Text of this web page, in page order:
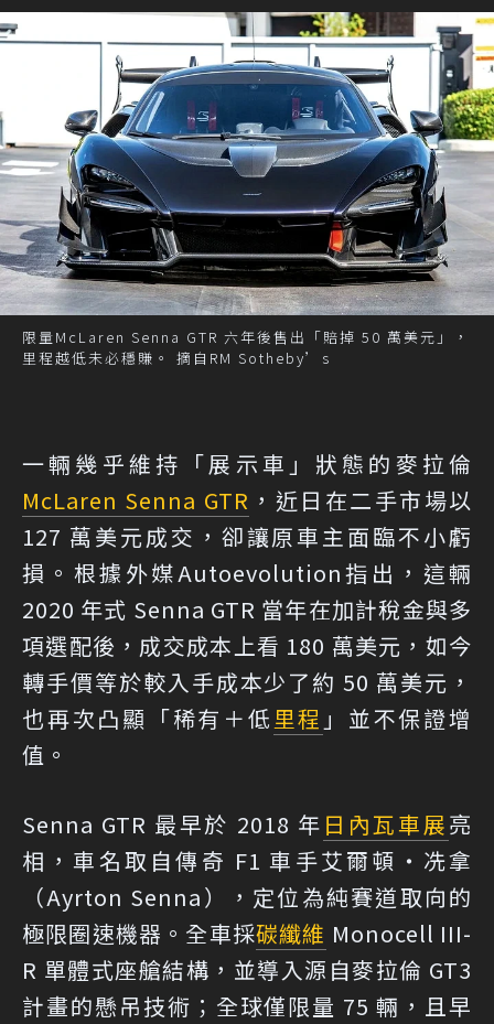
限量McLaren Senna GTR 六年後售出「賠掉 50 萬美元」，
里程越低未必穩賺。 摘自RM Sotheby’s
一輛幾乎維持「展示車」狀態的麥拉倫
McLaren Senna GTR ，近日在二手市場以
127 萬美元成交，卻讓原車主面臨不小虧
損。根據外媒Autoevolution指出，這輛
2020 年式 Senna GTR 當年在加計稅金與多
項選配後，成交成本上看 180 萬美元，如今
轉手價等於較入手成本少了約 50 萬美元，
也再次凸顯「稀有＋低 里程 」並不保證增
值。
Senna GTR 最早於 2018 年 日內瓦車展亮
相，車名取自傳奇 F1 車手艾爾頓・冼拿
（Ayrton Senna），定位為純賽道取向的
極限圈速機器。全車採碳纖維 Monocell III-
R 單體式座艙結構，並導入源自麥拉倫 GT3
計畫的懸吊技術；全球僅限量 75 輛，且早